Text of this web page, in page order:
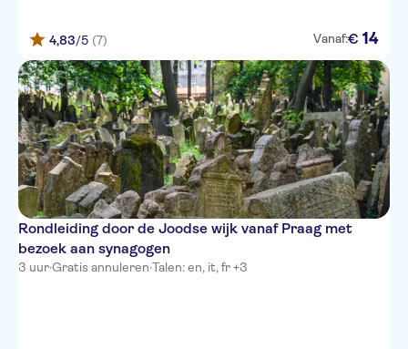
4,83/5 (7) Vanaf:€ 14
Rondleiding door de Joodse wijk vanaf Praag met
bezoek aan synagogen
3 uur·Gratis annuleren·Talen: en, it, fr +3